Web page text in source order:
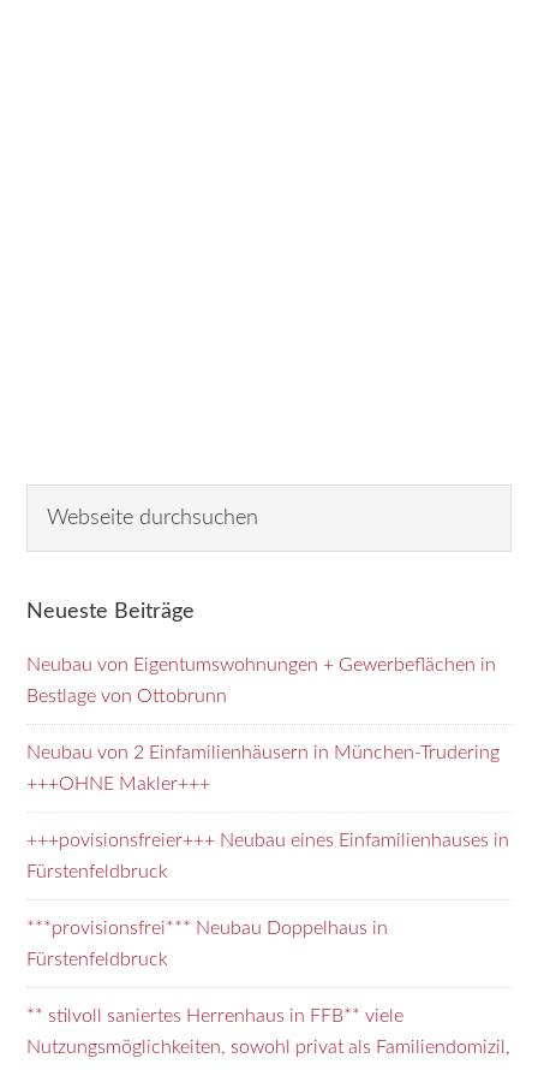
Seitenspalte
durchsuchen
Neueste Beiträge
Neubau von Eigentumswohnungen + Gewerbeflächen in
Bestlage von Ottobrunn
Neubau von 2 Einfamilienhäusern in München-Trudering
+++OHNE Makler+++
+++povisionsfreier+++ Neubau eines Einfamilienhauses in
Fürstenfeldbruck
***provisionsfrei*** Neubau Doppelhaus in
Fürstenfeldbruck
** stilvoll saniertes Herrenhaus in FFB** viele
Nutzungsmöglichkeiten, sowohl privat als Familiendomizil,